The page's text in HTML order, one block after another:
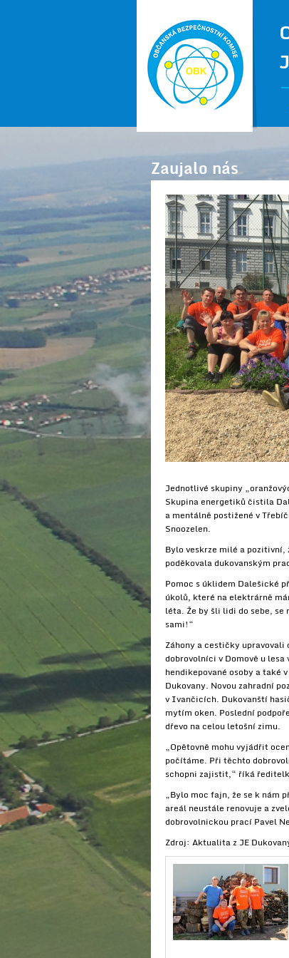
Zaujalo nás
Jednotlivé skupiny
Skupina energetiků čistila
a mentálně postižené v
Snoozelen.
Bylo veskrze milé a
poděkovala dukovanským
Pomoc s úklidem Dalešické
úkolů, které na elektrárně
léta. Že by šli lidi do sebe,
sami!“
Záhony a cestičky
dobrovolníci v Domově u
hendikepované osoby a také
Dukovany. Novou zahradní
v Ivančicích. Dukovanští
mytím oken. Poslední
dřevo na celou letošní zimu.
„Opětovně mohu vyjádřit
počítáme. Při těchto
schopni zajistit,“ říká
„Bylo moc fajn, že se k nám
areál neustále renovuje a
dobrovolnickou prací Pavel
Zdroj: Aktualita z JE